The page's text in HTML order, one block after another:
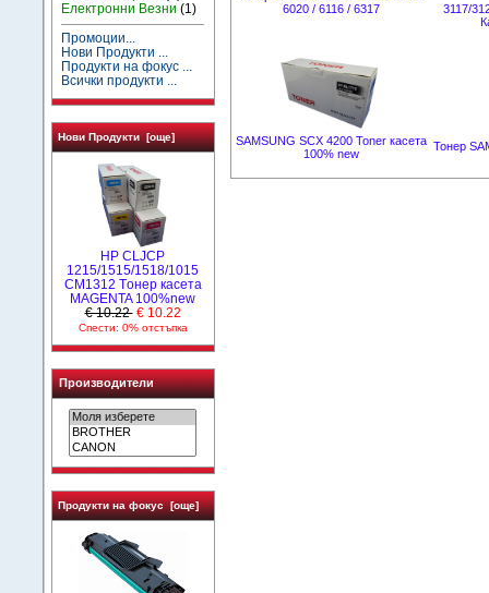
Електронни Везни (1)
Промоции...
Нови Продукти ...
Продукти на фокус ...
Всички продукти ...
Нови Продукти [още]
HP CLJCP
1215/1515/1518/1015
CM1312 Tонер касета
MAGENTA 100%new
€ 10.22 € 10.22
Спести: 0% отстъпка
Производители
Продукти на фокус [още]
6020 / 6116 / 6317
3117/
SAMSUNG SCX 4200 Toner касета
100% new
Тонер